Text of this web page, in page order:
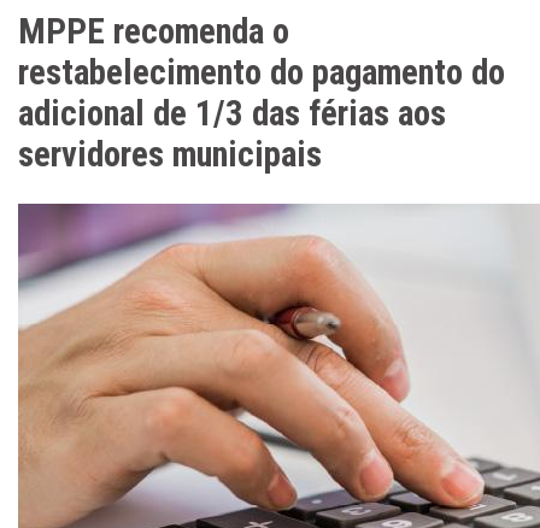
MPPE recomenda o
restabelecimento do pagamento do
adicional de 1/3 das férias aos
servidores municipais